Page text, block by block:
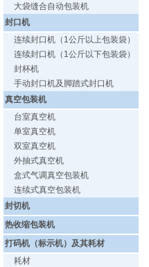
大袋缝合自动包装机
封口机
连续封口机（1公斤以上包装袋）
连续封口机（1公斤以下包装袋）
封杯机
手动封口机及脚踏式封口机
真空包装机
台室真空机
单室真空机
双室真空机
外抽式真空机
盒式气调真空包装机
连续式真空包装机
封切机
热收缩包装机
打码机（标示机）及其耗材
耗材